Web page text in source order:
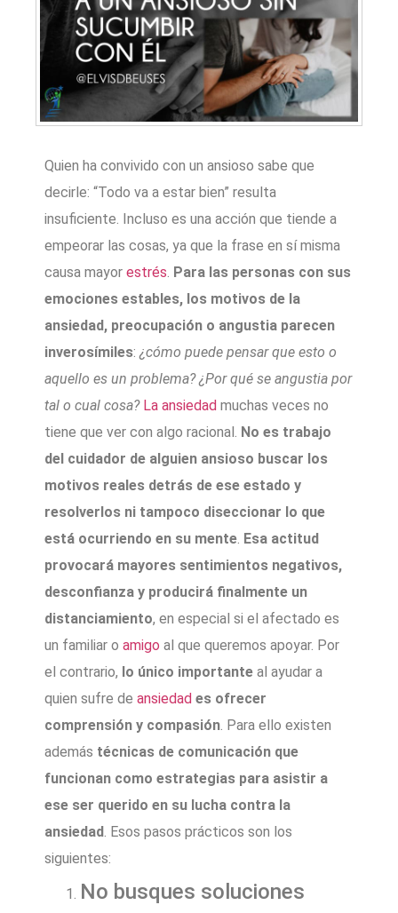
Quien ha convivido con un ansioso sabe que
decirle: “Todo va a estar bien” resulta
insuficiente. Incluso es una acción que tiende a
empeorar las cosas, ya que la frase en sí misma
causa mayor estrés. Para las personas con sus
emociones estables, los motivos de la
ansiedad, preocupación o angustia parecen
inverosímiles:¿cómo puede pensar que esto o
aquello es un problema? ¿Por qué se angustia por
tal o cual cosa? La ansiedad muchas veces no
tiene que ver con algo racional. No es trabajo
del cuidador de alguien ansioso buscar los
motivos reales detrás de ese estado y
resolverlos ni tampoco diseccionar lo que
está ocurriendo en su mente. Esa actitud
provocará mayores sentimientos negativos,
desconfianza y producirá finalmente un
distanciamiento, en especial si el afectado es
un familiar o amigo al que queremos apoyar. Por
el contrario, lo único importante al ayudar a
quien sufre de ansiedad es ofrecer
comprensión y compasión. Para ello existen
además técnicas de comunicación que
funcionan como estrategias para asistir a
ese ser querido en su lucha contra la
ansiedad. Esos pasos prácticos son los
siguientes:
No busques soluciones